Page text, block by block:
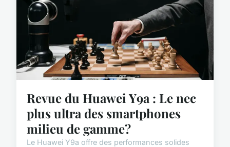
Revue du Huawei Y9a : Le nec
plus ultra des smartphones
milieu de gamme?
Le Huawei Y9a offre des performances solides